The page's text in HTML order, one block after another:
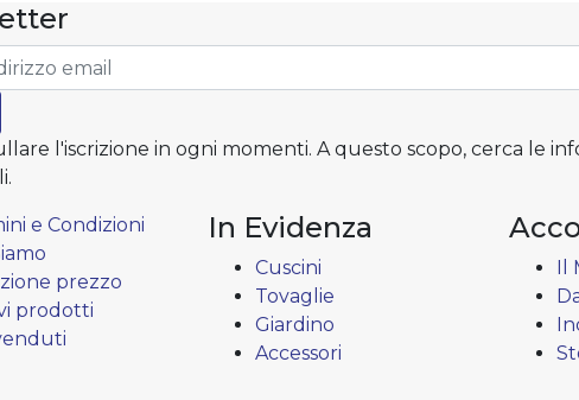
l'iscrizione in ogni momenti. A questo scopo, cerca le
e Condizioni
prezzo
prodotti
In Evidenza
Cuscini
Tovaglie
Giardino
Accessori
Il